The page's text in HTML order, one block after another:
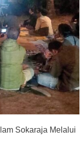
Sokaraja Melalui